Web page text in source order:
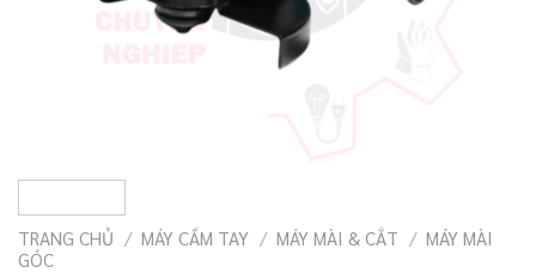
TRANG CHỦ / MÁY CẦM TAY / MÁY MÀI & CẮT / MÁY MÀI
GÓC